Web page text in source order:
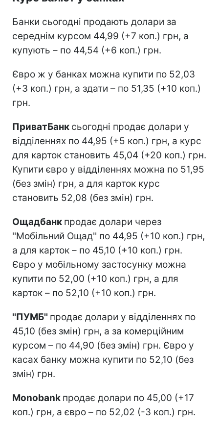
Банки сьогодні продають долари за
середнім курсом 44,99 (+7 коп.) грн, а
купують – по 44,54 (+6 коп.) грн.
Євро ж у банках можна купити по 52,03
(+3 коп.) грн, а здати – по 51,35 (+10 коп.)
грн.
ПриватБанк сьогодні продає долари у
відділеннях по 44,95 (+5 коп.) грн, а курс
для карток становить 45,04 (+20 коп.) грн.
Купити євро у відділеннях можна по 51,95
(без змін) грн, а для карток курс
становить 52,08 (без змін) грн.
Ощадбанк продає долари через
''Мобільний Ощад'' по 44,95 (+10 коп.) грн,
а для карток – по 45,10 (+10 коп.) грн.
Євро у мобільному застосунку можна
купити по 52,00 (+10 коп.) грн, а для
карток – по 52,10 (+10 коп.) грн.
''ПУМБ'' продає долари у відділеннях по
45,10 (без змін) грн, а за комерційним
курсом – по 44,90 (без змін) грн. Євро у
касах банку можна купити по 52,10 (без
змін) грн.
Monobank продає долари по 45,00 (+17
коп.) грн, а євро – по 52,02 (-3 коп.) грн.